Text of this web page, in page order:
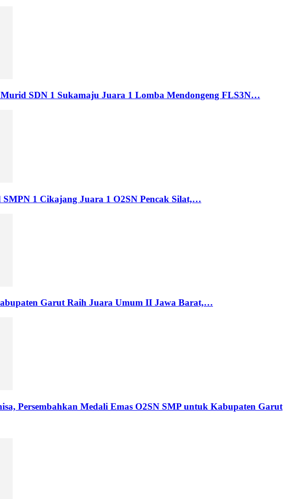
SDN 1 Sukamaju Juara 1 Lomba Mendongeng FLS3N…
1 Cikajang Juara 1 O2SN Pencak Silat,…
Garut Raih Juara Umum II Jawa Barat,…
Persembahkan Medali Emas O2SN SMP untuk Kabupaten Garut